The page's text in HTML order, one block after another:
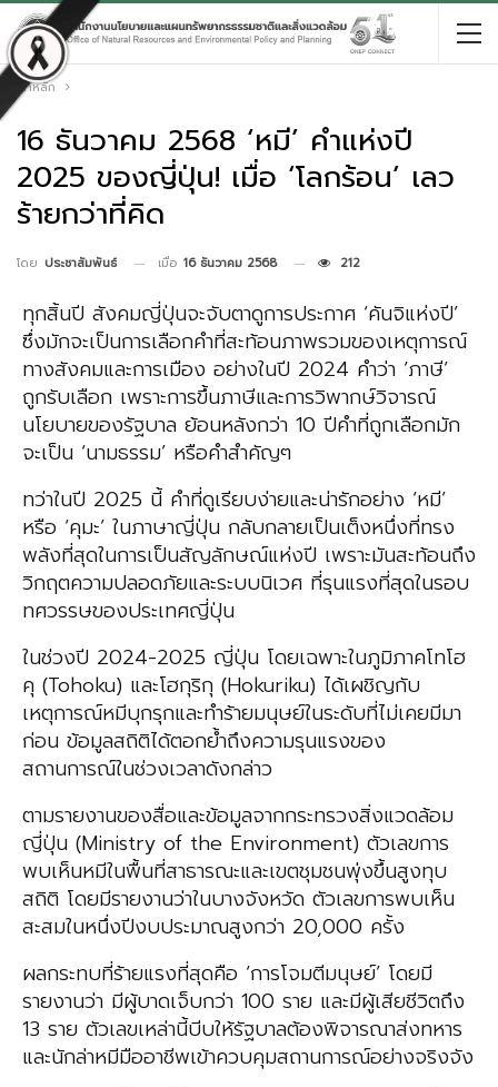
หน้าหลัก
16 ธันวาคม 2568 ‘หมี’ คำแห่งปี
2025 ของญี่ปุ่น! เมื่อ ‘โลกร้อน’ เลว
ร้ายกว่าที่คิด
โดย ประชาสัมพันธ์ เมื่อ 16 ธันวาคม 2568 212
ทุกสิ้นปี สังคมญี่ปุ่นจะจับตาดูการประกาศ ‘คันจิแห่งปี’
ซึ่งมักจะเป็นการเลือกคำที่สะท้อนภาพรวมของเหตุการณ์
ทางสังคมและการเมือง อย่างในปี 2024 คำว่า ‘ภาษี’
ถูกรับเลือก เพราะการขึ้นภาษีและการวิพากษ์วิจารณ์
นโยบายของรัฐบาล ย้อนหลังกว่า 10 ปีคำที่ถูกเลือกมัก
จะเป็น ‘นามธรรม’ หรือคำสำคัญๆ
ทว่าในปี 2025 นี้ คำที่ดูเรียบง่ายและน่ารักอย่าง ‘หมี’
หรือ ‘คุมะ’ ในภาษาญี่ปุ่น กลับกลายเป็นเต็งหนึ่งที่ทรง
พลังที่สุดในการเป็นสัญลักษณ์แห่งปี เพราะมันสะท้อนถึง
วิกฤตความปลอดภัยและระบบนิเวศ ที่รุนแรงที่สุดในรอบ
ทศวรรษของประเทศญี่ปุ่น
ในช่วงปี 2024-2025 ญี่ปุ่น โดยเฉพาะในภูมิภาคโทโฮ
คุ (Tohoku) และโฮกุริกุ (Hokuriku) ได้เผชิญกับ
เหตุการณ์หมีบุกรุกและทำร้ายมนุษย์ในระดับที่ไม่เคยมีมา
ก่อน ข้อมูลสถิติได้ตอกย้ำถึงความรุนแรงของ
สถานการณ์ในช่วงเวลาดังกล่าว
ตามรายงานของสื่อและข้อมูลจากกระทรวงสิ่งแวดล้อม
ญี่ปุ่น (Ministry of the Environment) ตัวเลขการ
พบเห็นหมีในพื้นที่สาธารณะและเขตชุมชนพุ่งขึ้นสูงทุบ
สถิติ โดยมีรายงานว่าในบางจังหวัด ตัวเลขการพบเห็น
สะสมในหนึ่งปีงบประมาณสูงกว่า 20,000 ครั้ง
ผลกระทบที่ร้ายแรงที่สุดคือ ‘การโจมตีมนุษย์’ โดยมี
รายงานว่า มีผู้บาดเจ็บกว่า 100 ราย และมีผู้เสียชีวิตถึง
13 ราย ตัวเลขเหล่านี้บีบให้รัฐบาลต้องพิจารณาส่งทหาร
และนักล่าหมีมืออาชีพเข้าควบคุมสถานการณ์อย่างจริงจัง